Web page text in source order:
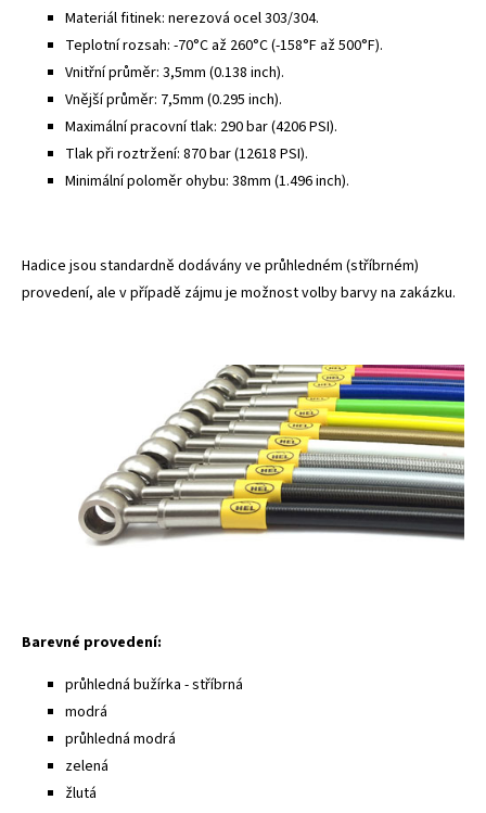
Materiál fitinek: nerezová ocel 303/304.
Teplotní rozsah: -70°C až 260°C (-158°F až 500°F).
Vnitřní průměr: 3,5mm (0.138 inch).
Vnější průměr: 7,5mm (0.295 inch).
Maximální pracovní tlak: 290 bar (4206 PSI).
Tlak při roztržení: 870 bar (12618 PSI).
Minimální poloměr ohybu: 38mm (1.496 inch).
Hadice jsou standardně dodávány ve průhledném (stříbrném)
provedení, ale v případě zájmu je možnost volby barvy na zakázku.
Barevné provedení:
průhledná bužírka - stříbrná
modrá
průhledná modrá
zelená
žlutá